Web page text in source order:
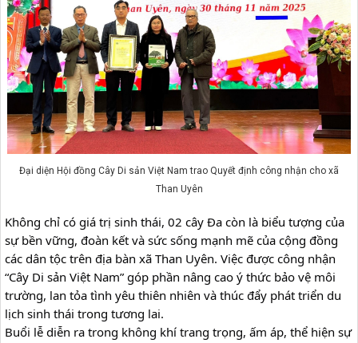
Đại diện Hội đồng Cây Di sản Việt Nam trao Quyết định công nhận cho xã
Than Uyên
Không chỉ có giá trị sinh thái, 02 cây Đa còn là biểu tượng của
sự bền vững, đoàn kết và sức sống mạnh mẽ của cộng đồng
các dân tộc trên địa bàn xã Than Uyên. Việc được công nhận
“Cây Di sản Việt Nam” góp phần nâng cao ý thức bảo vệ môi
trường, lan tỏa tình yêu thiên nhiên và thúc đẩy phát triển du
lịch sinh thái trong tương lai.
Buổi lễ diễn ra trong không khí trang trọng, ấm áp, thể hiện sự